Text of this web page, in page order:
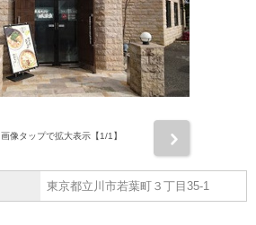
画像タップで拡大表示【1/1】
東京都立川市若葉町３丁目35-1